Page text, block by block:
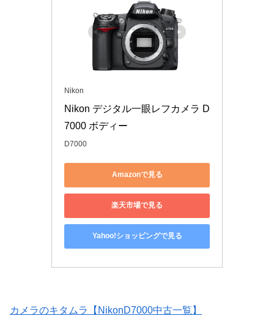
Nikon
Nikon デジタル一眼レフカメラ D
7000 ボディー
D7000
Amazonで見る
楽天市場で見る
Yahoo!ショッピングで見る
カメラのキタムラ【NikonD7000中古一覧】